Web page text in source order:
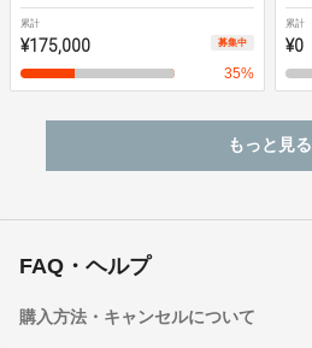
累計
¥175,000 募集中
35%
累計
¥0
もっと見る
FAQ・ヘルプ
購入方法・キャンセルについて